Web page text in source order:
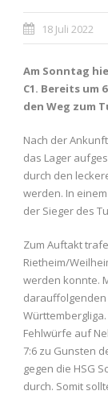
18 Juli 2022
Am Sonntag
C1. Bereits um
den Weg zum
Nach der
das Lager
durch den
werden. In
der Sieger des
Zum Auftakt
Rietheim/
werden konnte.
darauffolgenden
Fehlwürfe auf
7:6 zu Gunsten
gegen die HSG
durch. Somit